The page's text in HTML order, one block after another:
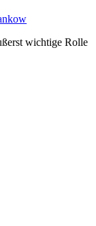
wichtige Rolle